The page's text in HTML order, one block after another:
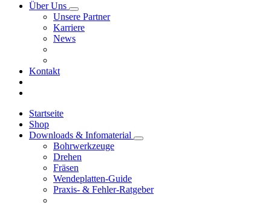
Über Uns
Unsere Partner
Karriere
News
Kontakt
Startseite
Shop
Downloads & Infomaterial
Bohrwerkzeuge
Drehen
Fräsen
Wendeplatten-Guide
Praxis- & Fehler-Ratgeber